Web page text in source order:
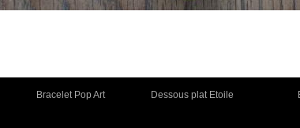
Bracelet Pop Art Dessous plat Etoile